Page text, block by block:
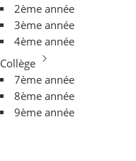
2ème année
3ème année
4ème année
Collège
7ème année
8ème année
9ème année